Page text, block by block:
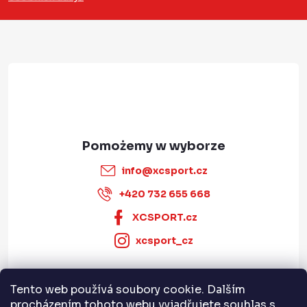
Tento web používá soubory cookie. Dalším
p
info@xcsport.cz
+420 732 655 668
XCSPORT.cz
xcsport_cz
Informace pro vás